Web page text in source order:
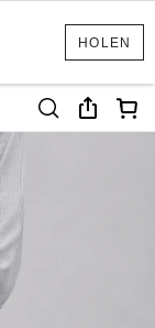
HOLEN